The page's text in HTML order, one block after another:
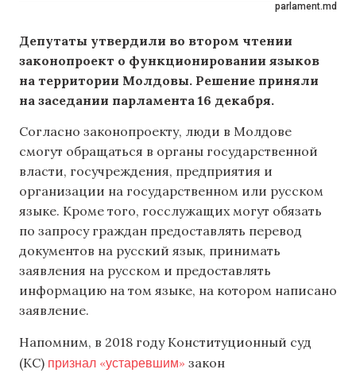
parlament.md
Депутаты утвердили во втором чтении
законопроект о функционировании языков
на территории Молдовы. Решение приняли
на заседании парламента 16 декабря.
Согласно законопроекту, люди в Молдове
смогут обращаться в органы государственной
власти, госучреждения, предприятия и
организации на государственном или русском
языке. Кроме того, госслужащих могут обязать
по запросу граждан предоставлять перевод
документов на русский язык, принимать
заявления на русском и предоставлять
информацию на том языке, на котором написано
заявление.
Напомним, в 2018 году Конституционный суд
(КС) признал «устаревшим» закон